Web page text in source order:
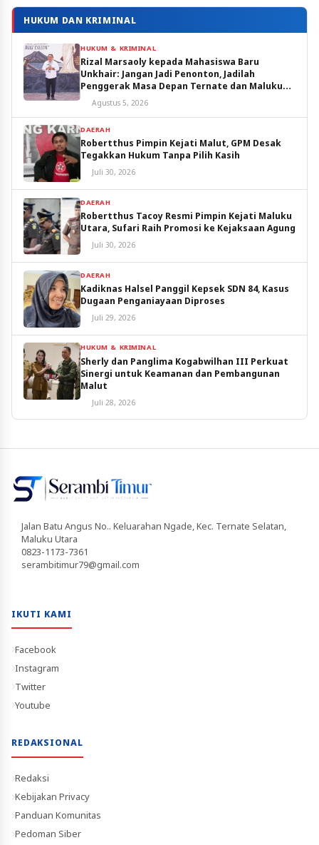
HUKUM DAN KRIMINAL
HUKUM & KRIMINAL
Rizal Marsaoly kepada Mahasiswa Baru
Unkhair: Jangan Jadi Penonton, Jadilah
Penggerak Masa Depan Ternate dan Maluku
Utara
Agustus 5, 2026
DAERAH
Robertthus Pimpin Kejati Malut, GPM Desak
Tegakkan Hukum Tanpa Pilih Kasih
Juli 30, 2026
DAERAH
Robertthus Tacoy Resmi Pimpin Kejati Maluku
Utara, Sufari Raih Promosi ke Kejaksaan Agung
Juli 30, 2026
DAERAH
Kadiknas Halsel Panggil Kepsek SDN 84, Kasus
Dugaan Penganiayaan Diproses
Juli 29, 2026
HUKUM & KRIMINAL
Sherly dan Panglima Kogabwilhan III Perkuat
Sinergi untuk Keamanan dan Pembangunan
Malut
Juli 28, 2026
Jalan Batu Angus No.. Keluarahan Ngade, Kec. Ternate Selatan,
Maluku Utara
0823-1173-7361
serambitimur79@gmail.com
IKUTI KAMI
Facebook
Instagram
Twitter
Youtube
REDAKSIONAL
Redaksi
Kebijakan Privacy
Panduan Komunitas
Pedoman Siber